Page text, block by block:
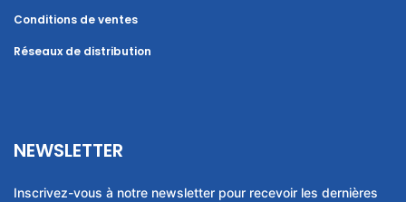
Conditions de ventes
Réseaux de distribution
NEWSLETTER
Inscrivez-vous à notre newsletter pour recevoir les dernières